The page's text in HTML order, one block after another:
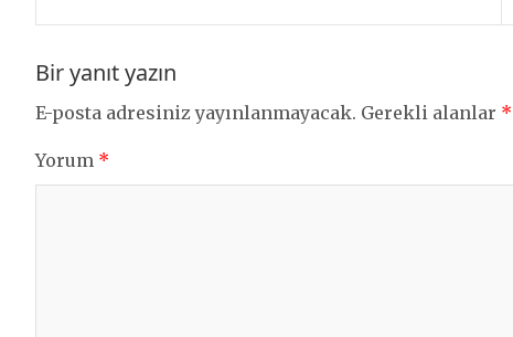
Bir yanıt yazın
E-posta adresiniz yayınlanmayacak. Gerekli alanlar *
Yorum *